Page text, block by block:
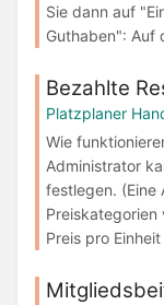
Sie dann auf
Guthaben": Auf
Bezahlte
Platzplaner
Wie
Administrator
festlegen. (Eine
Preiskategorien
Preis pro